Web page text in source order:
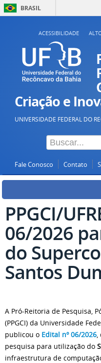
BRASIL
ACESSIBILIDADE
Criação e
UNIVERSIDADE FEDERAL DO
Fale Conosco Contato
PPGCI/
06/2026
do
Santos
A Pró-Reitoria de Pesquisa,
(PPGCI) da Universidade
publicou o Edital nº 06/2026,
pesquisa para utilização do
infraestrutura de